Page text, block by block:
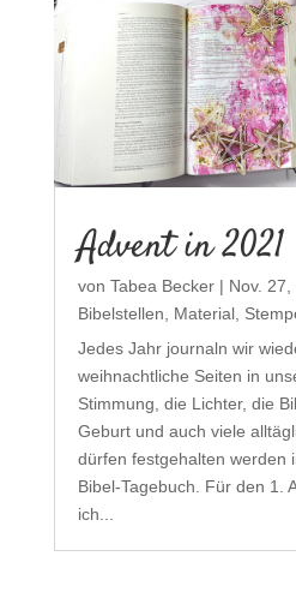
Advent in 2021
von Tabea Becker| Nov.
Bibelstellen, Material,
Jedes Jahr journaln wir
weihnachtliche Seiten in
Stimmung, die Lichter, die
Geburt und auch viele
dürfen festgehalten werden
Bibel-Tagebuch. Für den 1.
ich...